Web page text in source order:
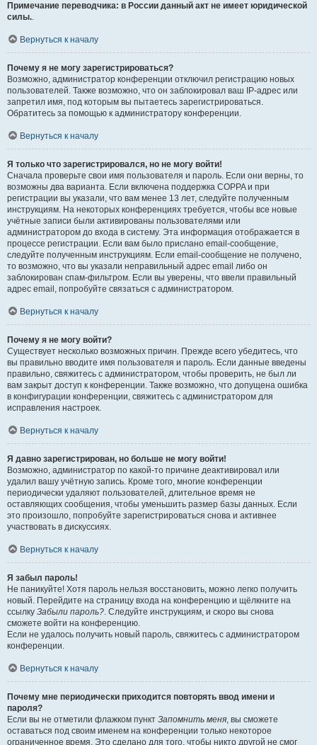
Примечание переводчика: в России данный акт не имеет юридической
силы..
Вернуться к началу
Почему я не могу зарегистрироваться?
Возможно, администратор конференции отключил регистрацию новых
пользователей. Также возможно, что он заблокировал ваш IP-адрес или
запретил имя, под которым вы пытаетесь зарегистрироваться.
Обратитесь за помощью к администратору конференции.
Вернуться к началу
Я только что зарегистрировался, но не могу войти!
Сначала проверьте свои имя пользователя и пароль. Если они верны, то
возможны два варианта. Если включена поддержка COPPA и при
регистрации вы указали, что вам менее 13 лет, следуйте полученным
инструкциям. На некоторых конференциях требуется, чтобы все новые
учётные записи были активированы пользователями или
администратором до входа в систему. Эта информация отображается в
процессе регистрации. Если вам было прислано email-сообщение,
следуйте полученным инструкциям. Если email-сообщение не получено,
то возможно, что вы указали неправильный адрес email либо он
заблокирован спам-фильтром. Если вы уверены, что ввели правильный
адрес email, попробуйте связаться с администратором.
Вернуться к началу
Почему я не могу войти?
Существует несколько возможных причин. Прежде всего убедитесь, что
вы правильно вводите имя пользователя и пароль. Если данные введены
правильно, свяжитесь с администратором, чтобы проверить, не был ли
вам закрыт доступ к конференции. Также возможно, что допущена ошибка
в конфигурации конференции, свяжитесь с администратором для
исправления настроек.
Вернуться к началу
Я давно зарегистрирован, но больше не могу войти!
Возможно, администратор по какой-то причине деактивировал или
удалил вашу учётную запись. Кроме того, многие конференции
периодически удаляют пользователей, длительное время не
оставляющих сообщения, чтобы уменьшить размер базы данных. Если
это произошло, попробуйте зарегистрироваться снова и активнее
участвовать в дискуссиях.
Вернуться к началу
Я забыл пароль!
Не паникуйте! Хотя пароль нельзя восстановить, можно легко получить
новый. Перейдите на страницу входа на конференцию и щёлкните на
ссылку Забыли пароль?. Следуйте инструкциям, и скоро вы снова
сможете войти на конференцию.
Если не удалось получить новый пароль, свяжитесь с администратором
конференции.
Вернуться к началу
Почему мне периодически приходится повторять ввод имени и
пароля?
Если вы не отметили флажком пункт Запомнить меня, вы сможете
оставаться под своим именем на конференции только некоторое
ограниченное время. Это сделано для того, чтобы никто другой не смог